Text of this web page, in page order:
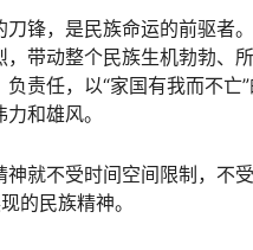
锋，是民族命运的前驱者
带动整个民族生机勃勃、
责任，以“家国有我而不
和雄风。
神就不受时间空间限制，不
的民族精神。